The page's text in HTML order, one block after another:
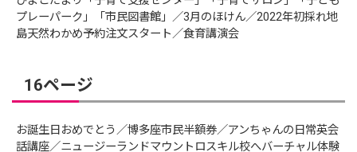
プレーパーク」「市民図書館」／3月のほけん／2022年初採れ地
島天然わかめ予約注文スタート／食育講演会
16ページ
お誕生日おめでとう／博多座市民半額券／アンちゃんの日常英会
話講座／ニュージーランドマウントロスキル校へバーチャル体験